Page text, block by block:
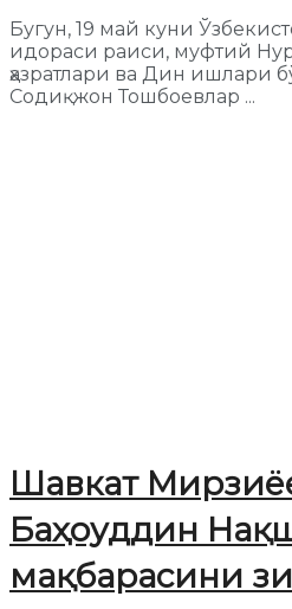
Бугун, 19 май куни
идораси раиси, муфтий
ҳазратлари ва Дин ишлари
Содиқжон Тошбоевлар ...
Шавкат
Баҳоуддин
мақбарасини